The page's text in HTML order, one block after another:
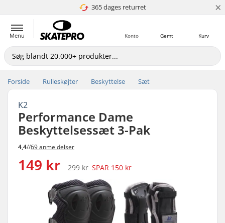
365 dages returret
4.8 ud af 5 ×
Menu Kurv
Gemt
Konto
Forside Rulleskøjter Beskyttelse Sæt
K2
Performance Dame
Beskyttelsessæt 3-Pak
4,4//69 anmeldelser
149 kr 299 kr SPAR 150 kr